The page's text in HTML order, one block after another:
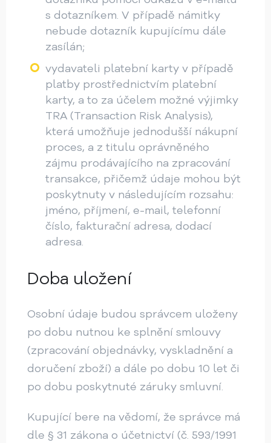
s dotazníkem. V případě námitky
nebude dotazník kupujícímu dále
zasílán;
vydavateli platební karty v případě
platby prostřednictvím platební
karty, a to za účelem možné výjimky
TRA (Transaction Risk Analysis),
která umožňuje jednodušší nákupní
proces, a z titulu oprávněného
zájmu prodávajícího na zpracování
transakce, přičemž údaje mohou být
poskytnuty v následujícím rozsahu:
jméno, příjmení, e-mail, telefonní
číslo, fakturační adresa, dodací
adresa.
Doba uložení
Osobní údaje budou správcem uloženy
po dobu nutnou ke splnění smlouvy
(zpracování objednávky, vyskladnění a
doručení zboží) a dále po dobu 10 let či
po dobu poskytnuté záruky smluvní.
Kupující bere na vědomí, že správce má
dle § 31 zákona o účetnictví (č. 593/1991